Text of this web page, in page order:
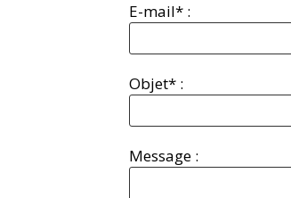
E-mail* :
Objet* :
Message :